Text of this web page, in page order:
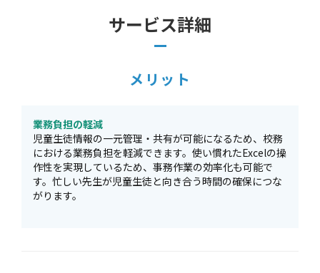
サービス詳細
メリット
業務負担の軽減
児童生徒情報の一元管理・共有が可能になるため、校務
における業務負担を軽減できます。使い慣れたExcelの操
作性を実現しているため、事務作業の効率化も可能で
す。忙しい先生が児童生徒と向き合う時間の確保につな
がります。